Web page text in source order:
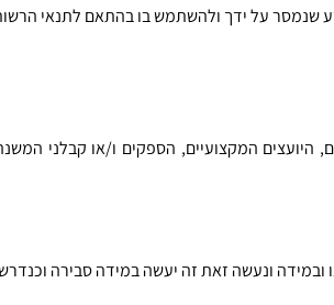
שנמסר על ידך ולהשתמש בו בהתאם לתנאי
, היועצים המקצועיים, הספקים ו/או קבלני
ונעשה זאת זה יעשה במידה סבירה וכנדרש